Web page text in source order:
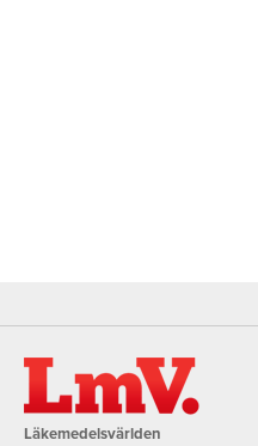
Läkemedelsvärlden